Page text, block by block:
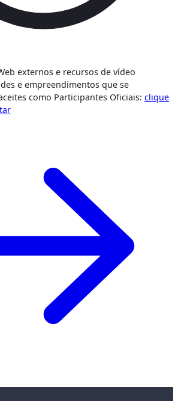
externos e recursos de vídeo
e empreendimentos que se
como Participantes Oficiais: clique